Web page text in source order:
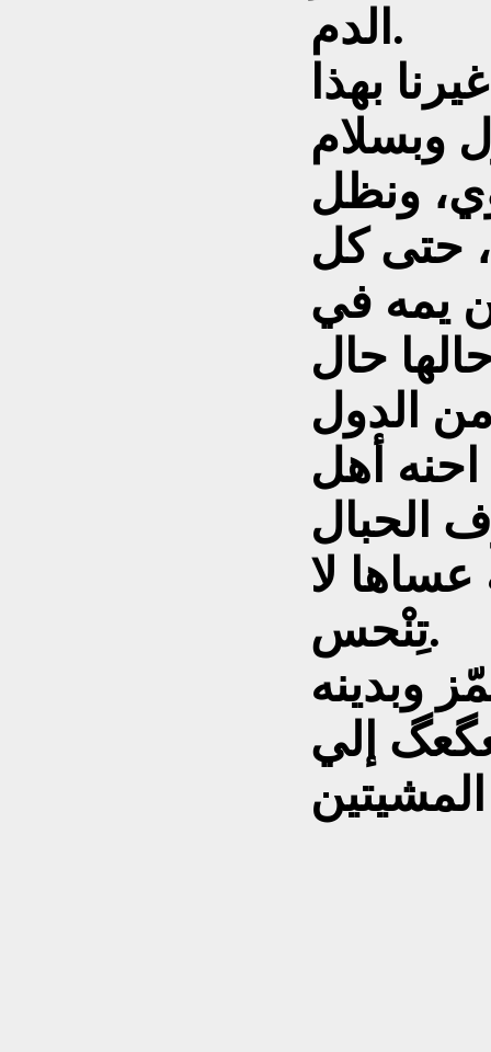
الدم.
بهذا
وبسلام
ونظل
حتى كل
يمه في
حال
احنه أهل
الحبال
عساها لا
تِنْحس.
وبدينه
إلي